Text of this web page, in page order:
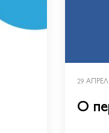
29
О